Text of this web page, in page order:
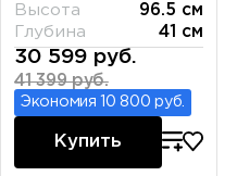
Высота
96.5 см
Глубина
41 см
30 599 руб.
41 399 руб.
Экономия 10 800 руб.
Купить